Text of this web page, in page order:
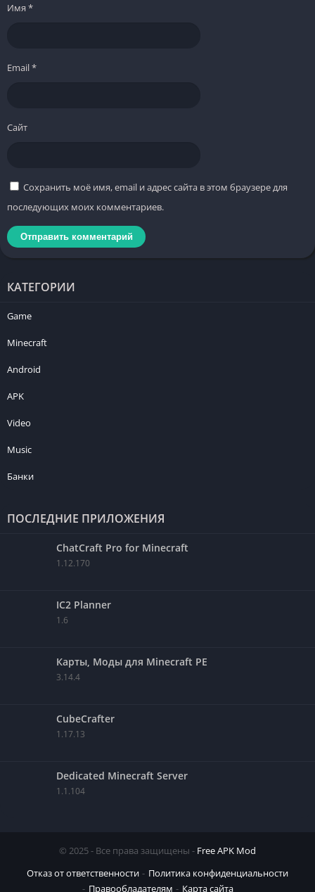
Имя *
Email*
Сайт
Сохранить моё имя, email и адрес сайта в этом браузере для
последующих моих комментариев.
КАТЕГОРИИ
Game
Minecraft
Android
APK
Video
Music
Банки
ПОСЛЕДНИЕ ПРИЛОЖЕНИЯ
ChatCraft Pro for Minecraft
1.12.170
IC2 Planner
1.6
Карты, Моды для Minecraft PE
3.14.4
CubeCrafter
1.17.13
Dedicated Minecraft Server
1.1.104
© 2025 - Все права защищены - Free APK Mod
Отказ от ответственности
Политика конфиденциальности
Правообладателям
Карта сайта